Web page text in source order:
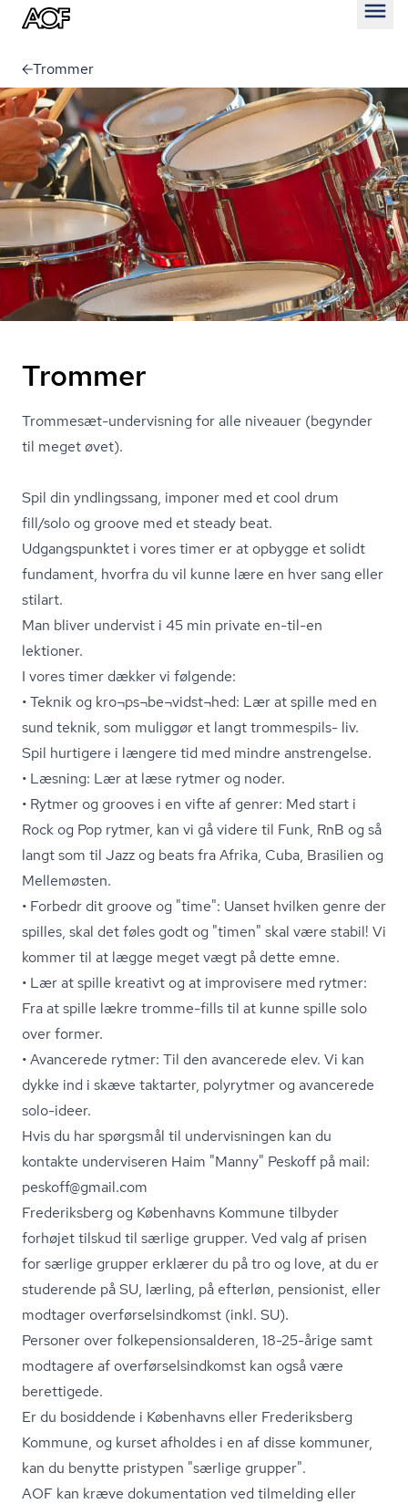
Trommer
Trommer
Trommesæt-undervisning for alle niveauer (begynder
til meget øvet).
Spil din yndlingssang, imponer med et cool drum
fill/solo og groove med et steady beat.
Udgangspunktet i vores timer er at opbygge et solidt
fundament, hvorfra du vil kunne lære en hver sang eller
stilart.
Man bliver undervist i 45 min private en-til-en
lektioner.
I vores timer dækker vi følgende:
• Teknik og kro¬ps¬­be¬vidst¬hed: Lær at spille med en
sund teknik, som muliggør et langt trommespils- liv.
Spil hurtigere i længere tid med mindre anstrengelse.
• Læsning: Lær at læse rytmer og noder.
• Rytmer og grooves i en vifte af genrer: Med start i
Rock og Pop rytmer, kan vi gå videre til Funk, RnB og så
langt som til Jazz og beats fra Afrika, Cuba, Brasilien og
Mellemøsten.
• Forbedr dit groove og "time": Uanset hvilken genre der
spilles, skal det føles godt og "timen" skal være stabil! Vi
kommer til at lægge meget vægt på dette emne.
• Lær at spille kreativt og at improvisere med rytmer:
Fra at spille lækre tromme-fills til at kunne spille solo
over former.
• Avancerede rytmer: Til den avancerede elev. Vi kan
dykke ind i skæve taktarter, polyrytmer og avancerede
solo-ideer.
Hvis du har spørgsmål til undervisningen kan du
kontakte underviseren Haim "Manny" Peskoff på mail:
peskoff@gmail.com
Frederiksberg og Københavns Kommune tilbyder
forhøjet tilskud til særlige grupper. Ved valg af prisen
for særlige grupper erklærer du på tro og love, at du er
studerende på SU, lærling, på efterløn, pensionist, eller
modtager over­før­sels­ind­komst (inkl. SU).
Personer over fol­ke­pen­sions­al­de­ren, 18-25-årige samt
modtagere af over­før­sels­ind­komst kan også være
berettigede.
Er du bosiddende i Københavns eller Frederiksberg
Kommune, og kurset afholdes i en af disse kommuner,
kan du benytte pristypen "særlige grupper".
AOF kan kræve dokumentation ved tilmelding eller